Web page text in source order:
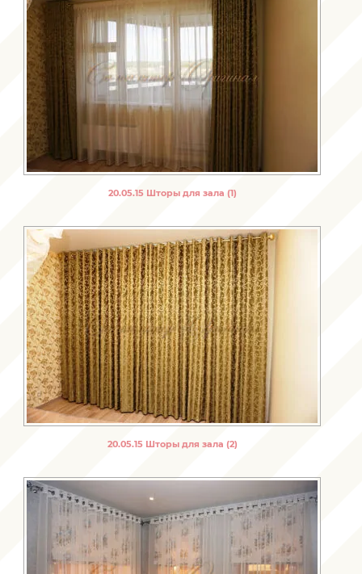
20.05.15 Шторы для зала (1)
20.05.15 Шторы для зала (2)